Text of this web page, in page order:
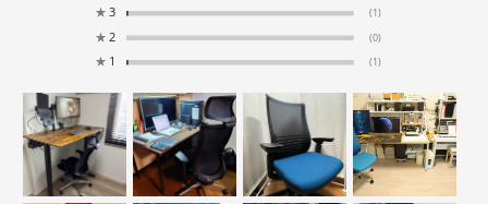
★ 3 (1)
★ 2 (0)
★ 1 (1)